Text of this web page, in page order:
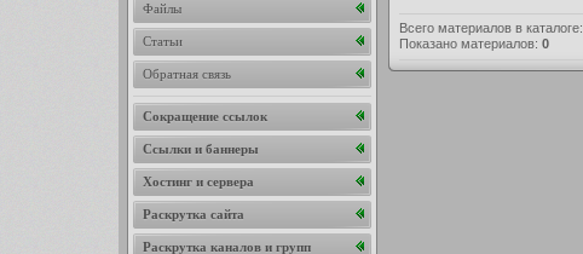
Всего материалов в каталоге:
Показано материалов: 0
Файлы
Статьи
Обратная связь
Сокращение ссылок
Ссылки и баннеры
Хостинг и сервера
Раскрутка сайта
Раскрутка каналов и групп